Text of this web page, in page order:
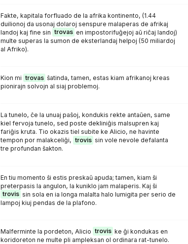
Fakte, kapitala forfluado de la afrika kontinento, (1.44
duilionoj da usonaj dolaroj senspure malaperas de afrikaj
landoj kaj fine sin trovas en impostorifuĝejoj aŭ riĉaj landoj)
multe superas la sumon de eksterlandaj helpoj (50 miliardoj
al Afriko).
Kion mi trovas ŝatinda, tamen, estas kiam afrikanoj kreas
pionirajn solvojn al siaj problemoj.
La tunelo, ĉe la unuaj paŝoj, kondukis rekte antaŭen, same
kiel fervoja tunelo, sed poste dekliniĝis malsupren kaj
fariĝis kruta. Tio okazis tiel subite ke Alicio, ne havinte
tempon por malakceliĝi, trovis sin vole nevole defalanta
tre profundan ŝakton.
En tiu momento ŝi estis preskaŭ apuda; tamen, kiam ŝi
preterpasis la angulon, la kuniklo jam malaperis. Kaj ŝi
trovis sin sola en ia longa malalta halo lumigita per serio de
lampoj kiuj pendas de la plafono.
Malferminte la pordeton, Alicio trovis ke ĝi kondukas en
koridoreton ne multe pli ampleksan ol ordinara rat-tunelo.